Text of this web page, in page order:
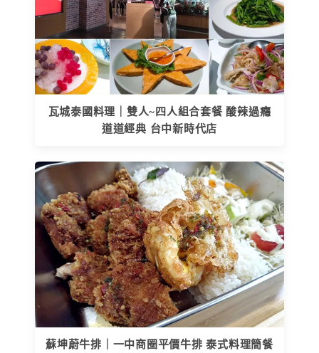
瓦城泰國料理｜雙人~四人組合套餐 酸辣過癮
道道經典 台中新時代店
蘇坤蔚牛排｜一中商圈平價牛排 泰式料理簡餐